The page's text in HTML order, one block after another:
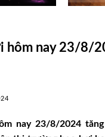
hôm nay 23/8/
nay 23/8/2024